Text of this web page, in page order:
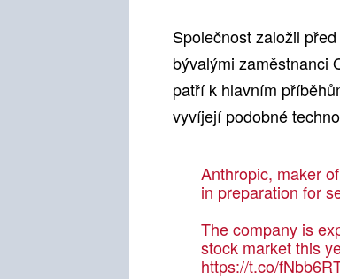
Společnost založil
bývalými zaměstnanci
patří k hlavním
vyvíjejí podobné
Anthropic, maker
in preparation for
The company is
stock market this
https://t.co/